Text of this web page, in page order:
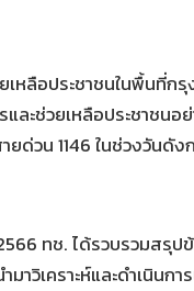
หลือประชาชนในพื้นที่ก
ะช่วยเหลือประชาชนอ
ด่วน 1146 ในช่วงวันดั
ทช. ได้รวบรวมสรุ
าวิเคราะห์และดำเนิน